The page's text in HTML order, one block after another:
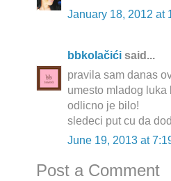
January 18, 2012 at
bbkolačići said...
pravila sam danas
umesto mladog
odlicno je bilo!
sledeci put cu da
June 19, 2013 at
Post a Comment